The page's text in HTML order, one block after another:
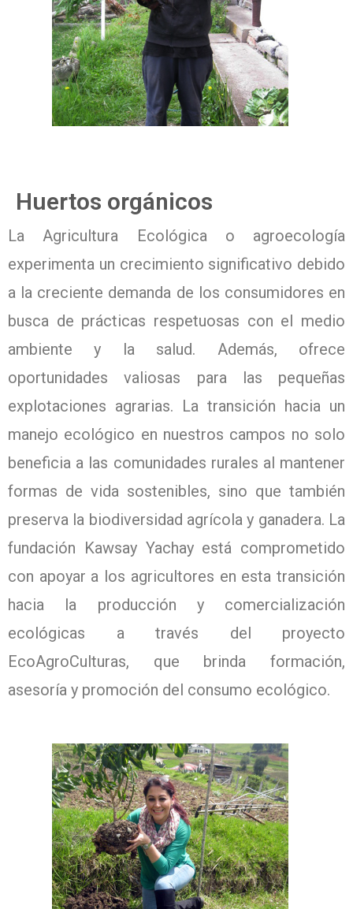
Huertos orgánicos
La Agricultura Ecológica o agroecología
experimenta un crecimiento significativo debido
a la creciente demanda de los consumidores en
busca de prácticas respetuosas con el medio
ambiente y la salud. Además, ofrece
oportunidades valiosas para las pequeñas
explotaciones agrarias. La transición hacia un
manejo ecológico en nuestros campos no solo
beneficia a las comunidades rurales al mantener
formas de vida sostenibles, sino que también
preserva la biodiversidad agrícola y ganadera. La
fundación Kawsay Yachay está comprometido
con apoyar a los agricultores en esta transición
hacia la producción y comercialización
ecológicas a través del proyecto
EcoAgroCulturas, que brinda formación,
asesoría y promoción del consumo ecológico.